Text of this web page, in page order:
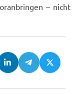
– nicht